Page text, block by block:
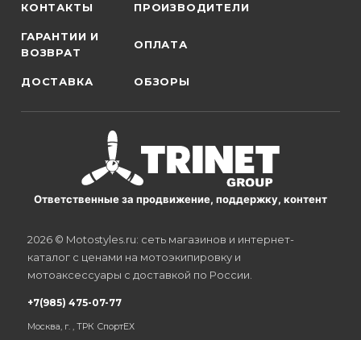
КОНТАКТЫ ПРОИЗВОДИТЕЛИ
ГАРАНТИИ И
ВОЗВРАТ
ОПЛАТА
ДОСТАВКА ОБЗОРЫ
Ответственные за продвижение, поддержку, контент
2026 © Motostyles.ru: сеть магазинов и интернет-
каталог с ценами на мотоэкипировку и
мотоаксессуары с доставкой по России.
+7(985) 475-07-77
Москва, г. , ТРК СпортЕХ